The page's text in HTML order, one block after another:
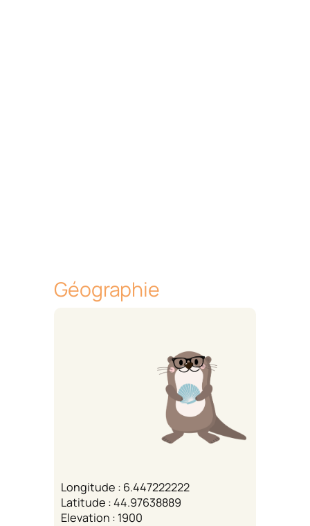
Géographie
Longitude : 6.447222222
Latitude : 44.97638889
Elevation : 1900